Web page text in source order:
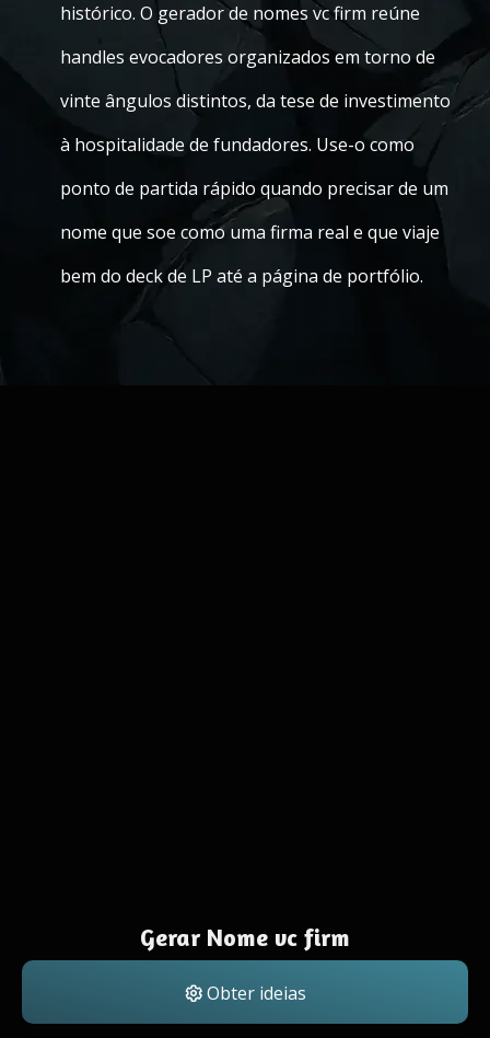
histórico. O gerador de nomes vc firm reúne
handles evocadores organizados em torno de
vinte ângulos distintos, da tese de investimento
à hospitalidade de fundadores. Use-o como
ponto de partida rápido quando precisar de um
nome que soe como uma firma real e que viaje
bem do deck de LP até a página de portfólio.
Gerar Nome vc firm
Obter ideias